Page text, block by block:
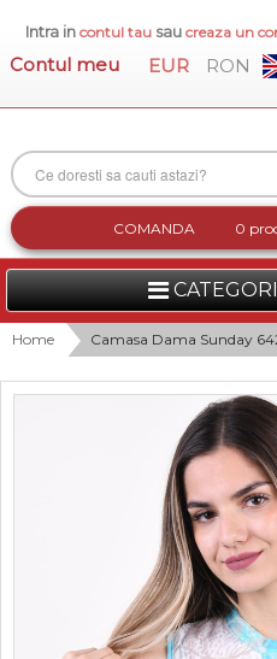
Intra in contul tausau creaza un
Contul meu EUR RON
COMANDA 0
FEMEI
BARBATI
INCALTAMINTE DAMA
ACCESORII DAMA
Home Camasa Dama Sunday